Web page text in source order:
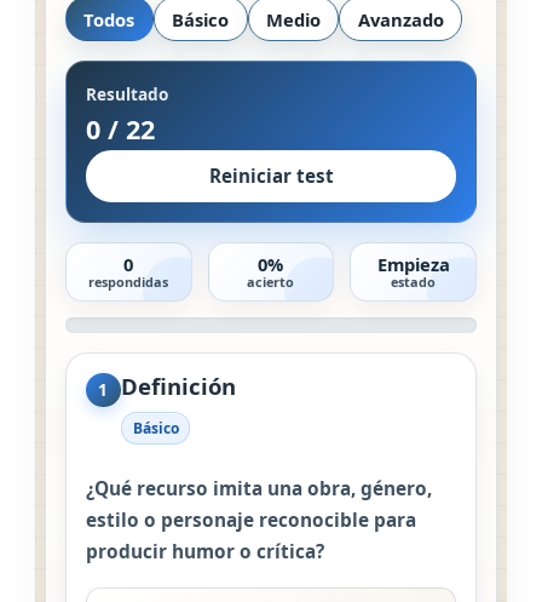
Todos Básico Medio Avanzado
Resultado
0 / 22
Reiniciar test
0
respondidas
0%
acierto
Empieza
estado
1 Definición
Básico
¿Qué recurso imita una obra, género,
estilo o personaje reconocible para
producir humor o crítica?